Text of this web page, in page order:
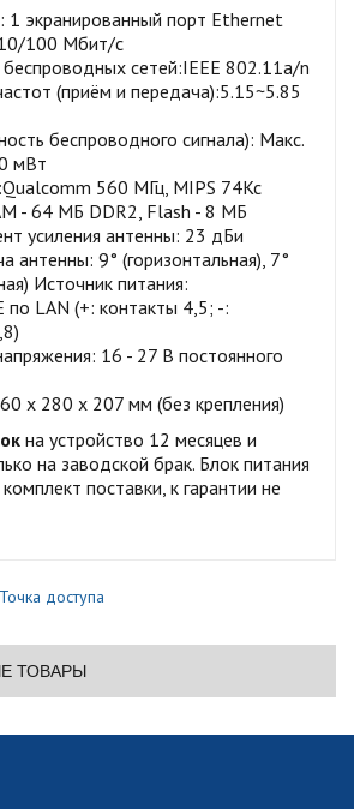
1 экранированный порт Ethernet
100 Мбит/с
сетей:IEEE 802.11a/n
(приём и передача):5.15~5.85
беспроводного сигнала): Макс.
мВт
560 МГц, MIPS 74Kc
- 64 МБ DDR2, Flash - 8 МБ
усиления антенны: 23 дБи
антенны: 9° (горизонтальная), 7°
Источник питания:
по LAN (+: контакты 4,5; -:
16 - 27 В постоянного
x 280 x 207 мм (без крепления)
на устройство 12 месяцев и
на заводской брак. Блок питания
поставки, к гарантии не
Точка доступа
ТОВАРЫ